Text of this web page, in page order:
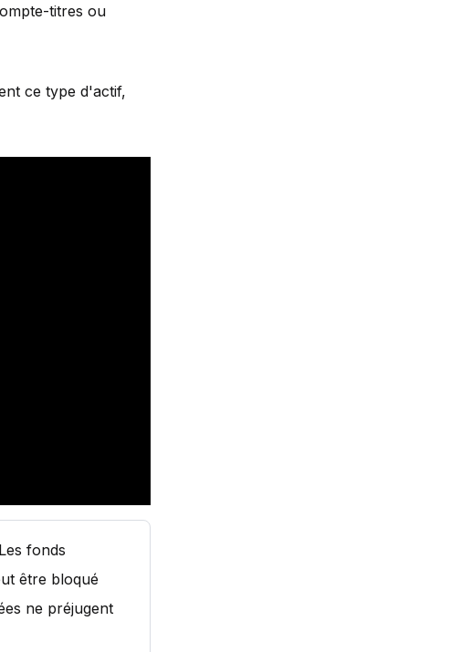
titres ou
ce type d'actif,
fonds
être bloqué
ne préjugent